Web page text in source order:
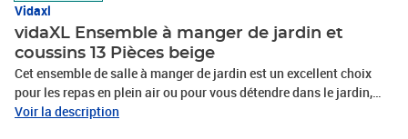
Vidaxl
vidaXL Ensemble à manger de jardin et
coussins 13 Pièces beige
Cet ensemble de salle à manger de jardin est un excellent choix
pour les repas en plein air ou pour vous détendre dans le jardin,
l'arrière-cour ou le patio. Matériau durable : la résine tressée,
Voir la description